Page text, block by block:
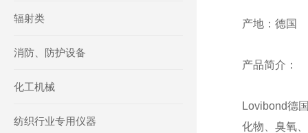
辐射类
消防、防护设备
化工机械
纺织行业专用仪器
产地：德国
产品简介：
Lovibond德
化物、臭氧